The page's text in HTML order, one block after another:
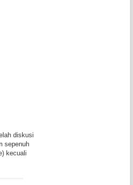
diskusi
sepenuh
kecuali